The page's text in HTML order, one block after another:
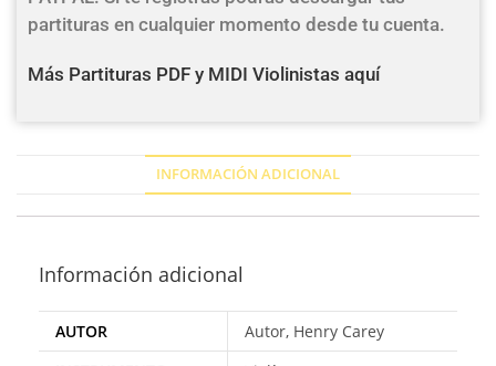
partituras en cualquier momento desde tu cuenta.
Más Partituras PDF y MIDI Violinistas aquí
INFORMACIÓN ADICIONAL
Información adicional
AUTOR
Autor, Henry Carey